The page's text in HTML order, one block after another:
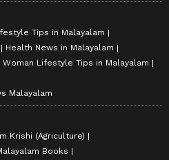
Tips in Malayalam
Health News in Malayalam
Woman Lifestyle Tips in Malayalam
Malayalam
Krishi (Agriculture)
Books